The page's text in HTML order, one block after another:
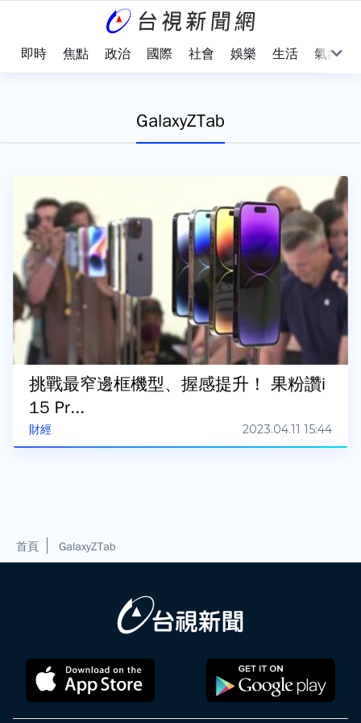
即時 焦點 政治 國際 社會 娛樂 生活 氣象
GalaxyZTab
財經
挑戰最窄邊框機型、握感提升！ 果粉讚i
15 Pr...
2023.04.11 15:44
首頁 GalaxyZTab